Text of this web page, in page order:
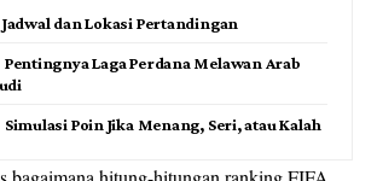
Jadwal dan Lokasi Pertandingan
Pentingnya Laga Perdana Melawan Arab
Simulasi Poin Jika Menang, Seri, atau Kalah